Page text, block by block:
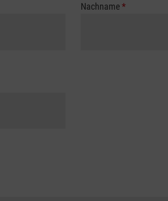
Nachname*